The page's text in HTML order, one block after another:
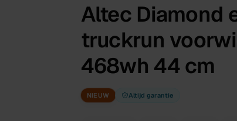
Altec Diamond
truckrun
468wh 44 cm
NIEUW Altijd garantie